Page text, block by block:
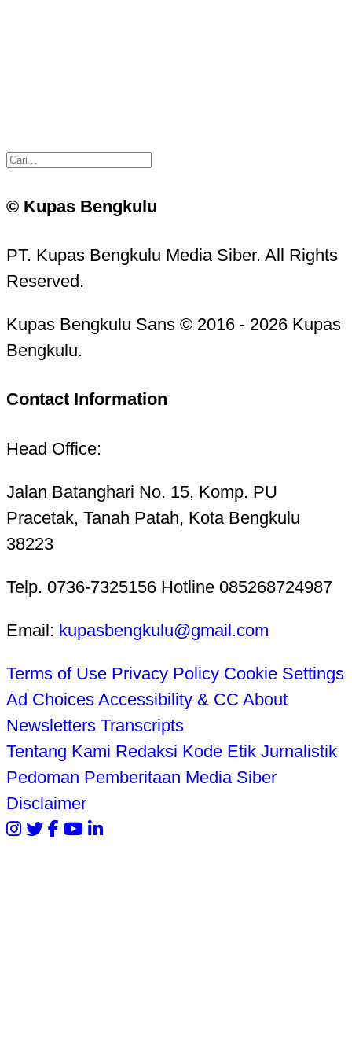
© Kupas Bengkulu
PT. Kupas Bengkulu Media Siber. All Rights
Reserved.
Kupas Bengkulu Sans © 2016 - 2026 Kupas
Bengkulu.
Contact Information
Head Office:
Jalan Batanghari No. 15, Komp. PU
Pracetak, Tanah Patah, Kota Bengkulu
38223
Telp. 0736-7325156 Hotline 085268724987
Email: kupasbengkulu@gmail.com
Terms of Use Privacy Policy Cookie Settings
Ad Choices Accessibility & CC About
Newsletters Transcripts
Tentang Kami Redaksi Kode Etik Jurnalistik
Pedoman Pemberitaan Media Siber
Disclaimer